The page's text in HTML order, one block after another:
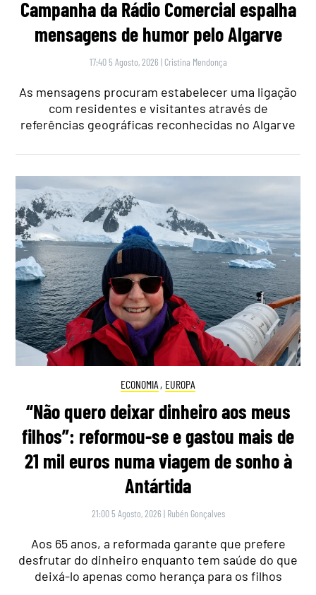
Campanha da Rádio Comercial espalha
mensagens de humor pelo Algarve
17:40 5 Agosto, 2026 | Cristina Mendonça
As mensagens procuram estabelecer uma ligação
com residentes e visitantes através de
referências geográficas reconhecidas no Algarve
ECONOMIA , EUROPA
“Não quero deixar dinheiro aos meus
filhos”: reformou-se e gastou mais de
21 mil euros numa viagem de sonho à
Antártida
21:00 5 Agosto, 2026 | Rubén Gonçalves
Aos 65 anos, a reformada garante que prefere
desfrutar do dinheiro enquanto tem saúde do que
deixá-lo apenas como herança para os filhos